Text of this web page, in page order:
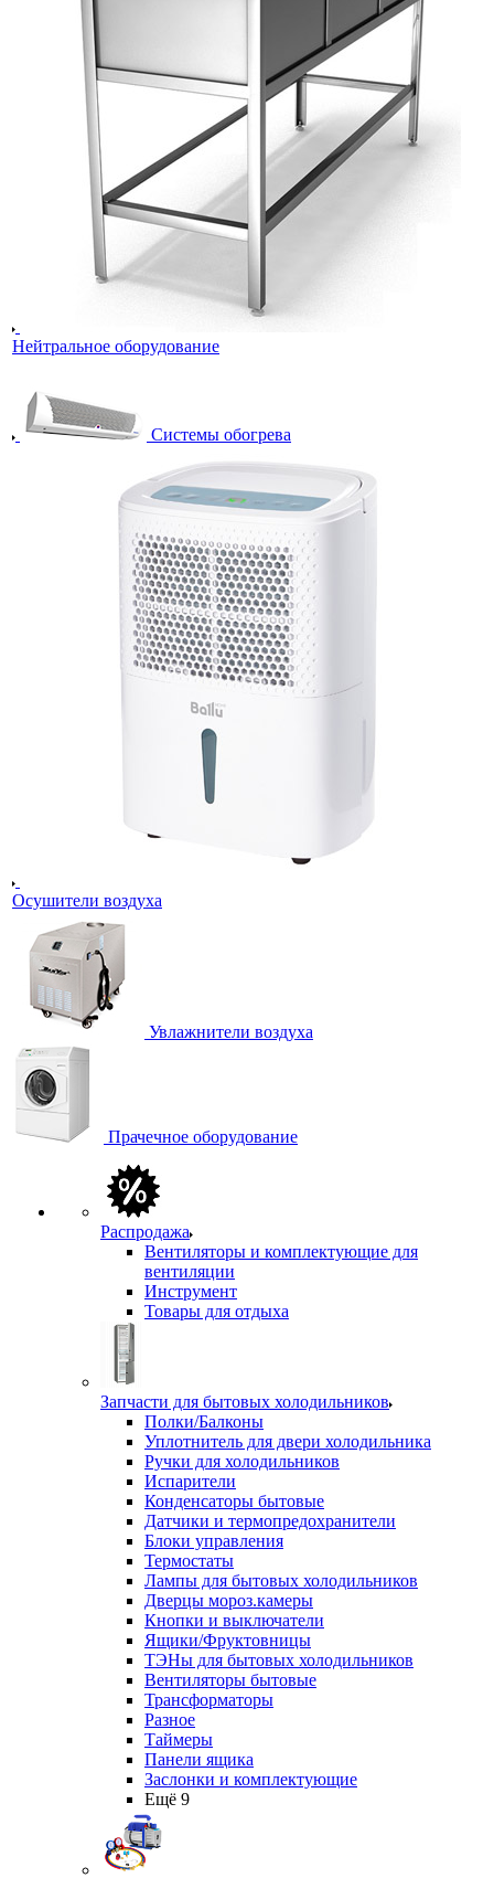
Нейтральное оборудование
Системы обогрева
Осушители воздуха
Увлажнители воздуха
Прачечное оборудование
Распродажа
Вентиляторы и комплектующие для
вентиляции
Инструмент
Товары для отдыха
Запчасти для бытовых холодильников
Полки/Балконы
Уплотнитель для двери холодильника
Ручки для холодильников
Испарители
Конденсаторы бытовые
Датчики и термопредохранители
Блоки управления
Термостаты
Лампы для бытовых холодильников
Дверцы мороз.камеры
Кнопки и выключатели
Ящики/Фруктовницы
ТЭНы для бытовых холодильников
Вентиляторы бытовые
Трансформаторы
Разное
Таймеры
Панели ящика
Заслонки и комплектующие
Ещё 9